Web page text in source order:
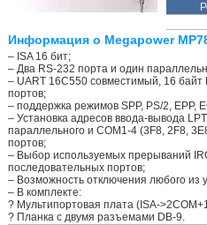
Информация о Megapower
– ISA 16 бит;
– Два RS-232 порта и один
– UART 16C550 совместимый, 16 байт
портов;
– поддержка режимов SPP, PS/2, EPP,
– Установка адресов ввода-вывода
параллельного и COM1-4 (3F8, 2F8,
портов;
– Выбор используемых прерываний
последовательных портов;
– Возможность отключения любого из
– В комплекте:
? Мультипортовая плата (ISA-
? Планка с двумя разъемами DB-9.